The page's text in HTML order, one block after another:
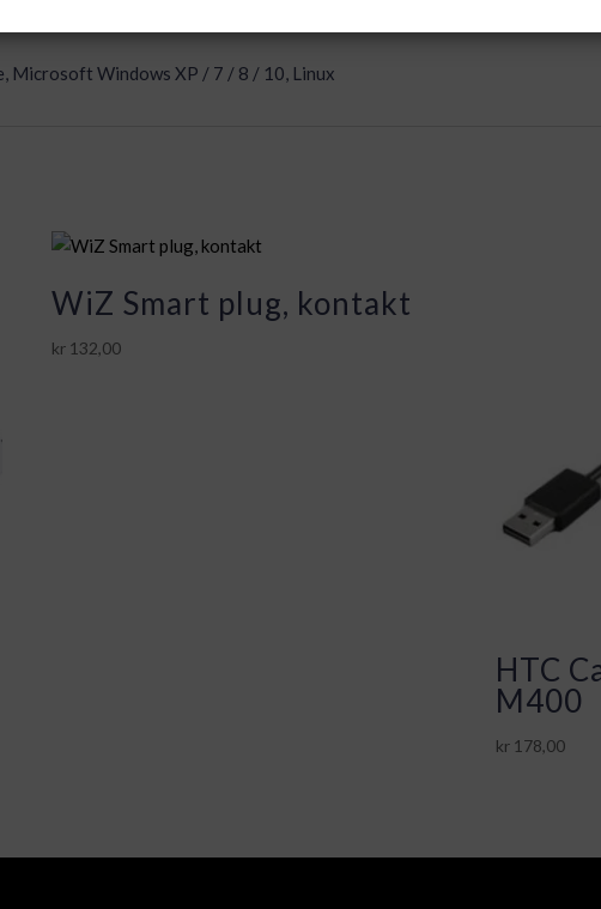
Microsoft Windows XP / 7 / 8 / 10, Linux
WiZ Smart plug, kontakt
kr132,00
HTC
M400
kr 178,00